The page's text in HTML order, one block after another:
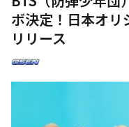
ボ決定！日本オ
リリース